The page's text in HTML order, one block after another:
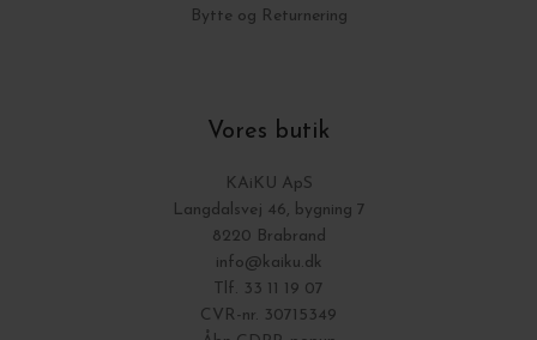
Bytte og Returnering
Vores butik
KAiKU ApS
Langdalsvej 46, bygning 7
8220 Brabrand
info@kaiku.dk
Tlf. 33 11 19 07
CVR-nr. 30715349